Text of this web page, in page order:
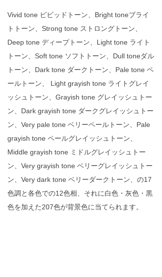
Vivid tone ビビッドトーン、Bright toneブライ
トトーン、Strong tone ストロングトーン、
Deep tone ディープトーン、Light tone ライト
トーン、Soft tone ソフトトーン、Dull toneダル
トーン、Dark tone ダークトーン、Pale tone ペ
ールトーン、 Light grayish tone ライトグレイ
ッシュトーン、Grayish tone グレイッシュトー
ン、Dark grayish tone ダークグレイッシュトー
ン、Very pale tone ベリーペールトーン、Pale
grayish tone ペールグレイッシュトーン、
Middle grayish tone ミドルグレイッシュトー
ン、Very grayish tone ベリーグレイッシュトー
ン、Very dark tone ベリーダークトーン、の17
色調と各色での12色相、それに白色・灰色・黒
色を加えた207色が背景色に当てられます。